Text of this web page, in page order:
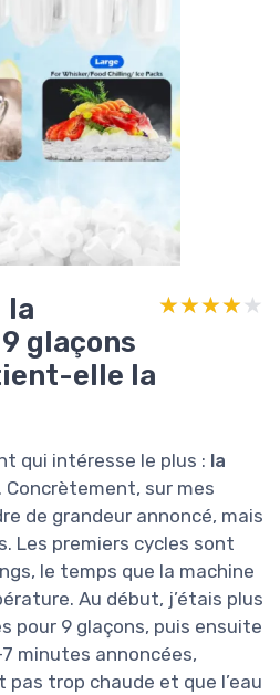
la
glaçons
elle la
★★★★★
★★★★★
qui intéresse le plus : la
. Concrètement, sur mes
de grandeur annoncé, mais
Les premiers cycles sont
le temps que la machine
Au début, j’étais plus
pour 9 glaçons, puis ensuite
minutes annoncées,
pas trop chaude et que l’eau